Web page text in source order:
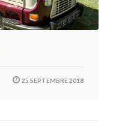
25 SEPTEMBRE 2018